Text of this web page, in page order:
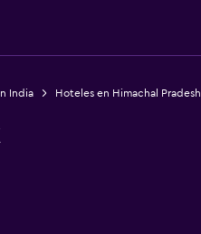
India Hoteles en Himachal Pradesh